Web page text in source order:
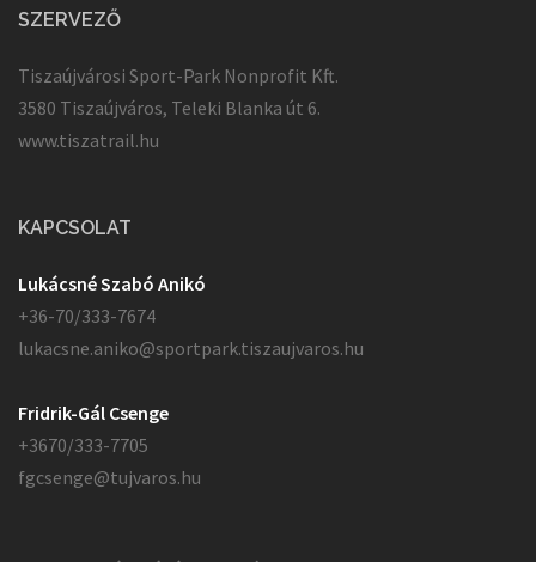
SZERVEZŐ
Tiszaújvárosi Sport-Park Nonprofit Kft.
3580 Tiszaújváros, Teleki Blanka út 6.
www.tiszatrail.hu
KAPCSOLAT
Lukácsné Szabó Anikó
+36-70/333-7674
lukacsne.aniko@sportpark.tiszaujvaros.hu
Fridrik-Gál Csenge
+3670/333-7705
fgcsenge@tujvaros.hu